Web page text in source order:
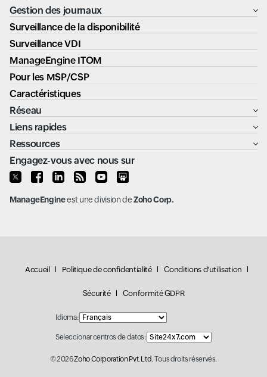
Gestion des journaux
Surveillance de la disponibilité
Surveillance VDI
ManageEngine ITOM
Pour les MSP/CSP
Caractéristiques
Réseau
Liens rapides
Ressources
Engagez-vous avec nous sur
ManageEngineest une division deZoho Corp.
Accueil Politique de confidentialité Conditions d'utilisation
Sécurité Conformité GDPR
Idioma:
Seleccionar centros de datos:
© 2026Zoho Corporation Pvt. Ltd. Tous droits réservés.